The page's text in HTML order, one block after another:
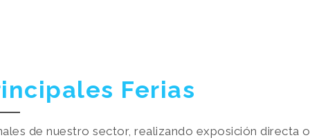
Ferias
de nuestro sector, realizando exposición directa o